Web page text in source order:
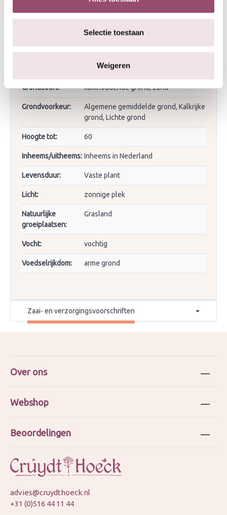
Selectie toestaan
Weigeren
Bloeitijd
september
Bloemkleur: Geel
Heemplanten
Grondsoort: kalkhoudende grond, zand
Grondvoorkeur:
Algemene gemiddelde grond, Kalkrijke
grond, Lichte grond
Hoogte tot: 60
Inheems/uitheems: Inheems in Nederland
Levensduur: Vaste plant
Licht: zonnige plek
Natuurlijke
groeiplaatsen:
Grasland
Vocht: vochtig
Voedselrijkdom: arme grond
Zaai- en verzorgingsvoorschriften
advies@cruydthoeck.nl
+31 (0)516 44 11 44
Over ons
Webshop
Beoordelingen